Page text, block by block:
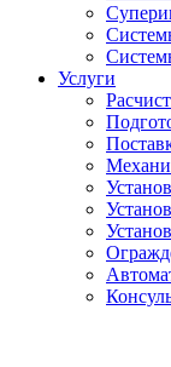
Услуги